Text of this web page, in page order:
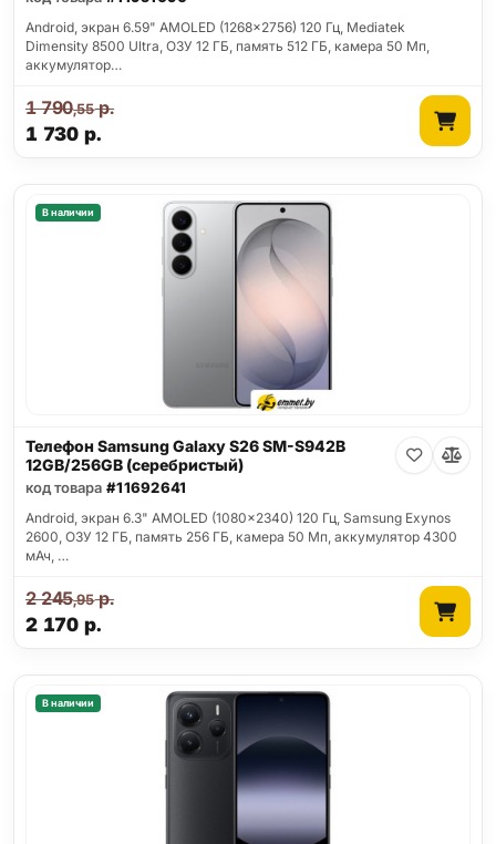
Android, экран 6.59" AMOLED (1268x2756) 120 Гц, Mediatek
Dimensity 8500 Ultra, ОЗУ 12 ГБ, память 512 ГБ, камера 50 Мп,
аккумулятор…
1 730 р.
1 790,55р.
В наличии
Телефон Samsung Galaxy S26 SM-S942B
12GB/256GB (серебристый)
код товара #11692641
Android, экран 6.3" AMOLED (1080x2340) 120 Гц, Samsung Exynos
2600, ОЗУ 12 ГБ, память 256 ГБ, камера 50 Мп, аккумулятор 4300
мАч, …
2 170 р.
2 245,95р.
В наличии